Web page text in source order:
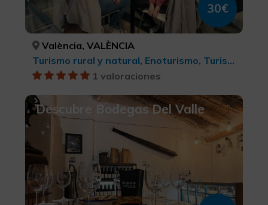
30€
València, VALÈNCIA
Turismo rural y natural, Enoturismo, Turismo cultural
1 valoraciones
Descubre Bodegas Del Valle